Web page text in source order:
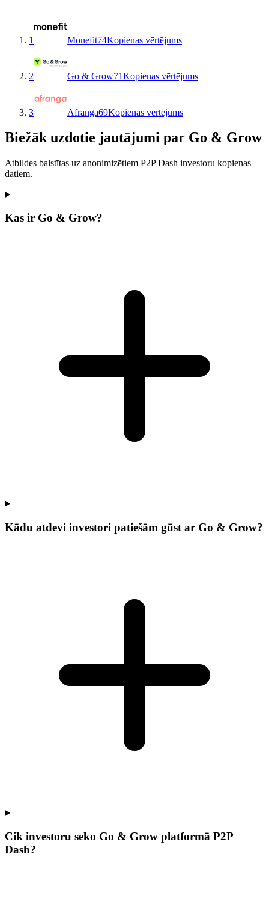
1 Monefit74Kopienas vērtējums
2 Go & Grow71Kopienas vērtējums
3 Afranga69Kopienas vērtējums
Biežāk uzdotie jautājumi par Go & Grow
Atbildes balstītas uz anonimizētiem P2P Dash investoru kopienas
datiem.
Kas ir Go & Grow?
Kādu atdevi investori patiešām gūst ar Go & Grow?
Cik investoru seko Go & Grow platformā P2P
Dash?